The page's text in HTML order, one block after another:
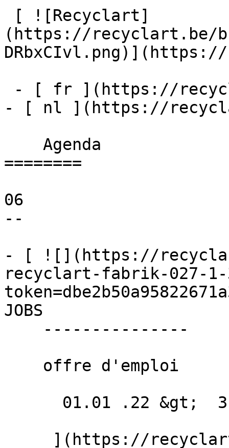
(https://recyclart.be/
- [ nl ](https://
========
06
--
- [ ![](https://
recyclart-fabrik-027-1-
JOBS